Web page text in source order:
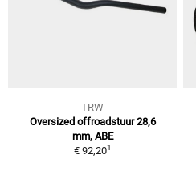
TRW
Oversized offroadstuur 28,6
mm, ABE
€ 92,201